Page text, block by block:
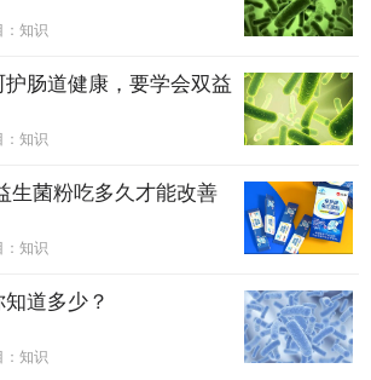
知识
肠道健康，要学会双益
知识
生菌粉吃多久才能改善
知识
道多少？
知识